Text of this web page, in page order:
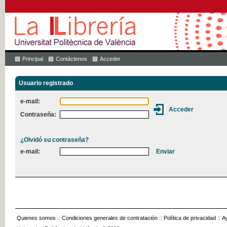
Principal Contáctenos Acceder
Usuario registrado
e-mail:
Contraseña:
¿Olvidó su contraseña?
e-mail:
Quienes somos :: Condiciones generales de contratación :: Política de privacidad ::